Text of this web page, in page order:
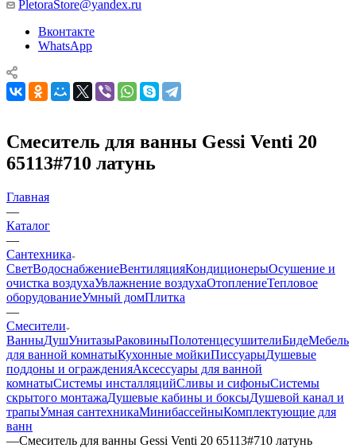
PletoraStore@yandex.ru
Вконтакте
WhatsApp
Смеситель для ванны Gessi Venti 20
65113#710 латунь
Главная
—
Каталог
—
Сантехника
СветВодоснабжениеВентиляцияКондиционерыОсушение и
очистка воздухаУвлажнение воздухаОтоплениеТепловое
оборудованиеУмный домПлитка
—
Смесители
ВанныДушУнитазыРаковиныПолотенцесушителиБидеМебель
для ванной комнатыКухонные мойкиПиссуарыДушевые
поддоны и огражденияАксессуары для ванной
комнатыСистемы инсталляцийСливы и сифоныСистемы
скрытого монтажаДушевые кабины и боксыДушевой канал и
трапыУмная сантехникаМинибассейныКомплектующие для
ванн
—Смеситель для ванны Gessi Venti 20 65113#710 латунь